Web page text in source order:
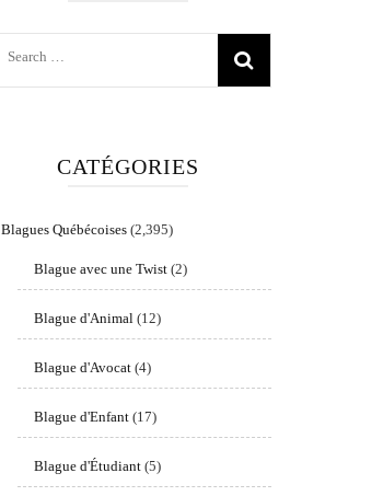
Search
CATÉGORIES
Blagues Québécoises(2,395)
Blague avec une Twist(2)
Blague d'Animal(12)
Blague d'Avocat(4)
Blague d'Enfant(17)
Blague d'Étudiant(5)